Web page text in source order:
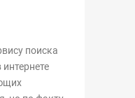
поиска